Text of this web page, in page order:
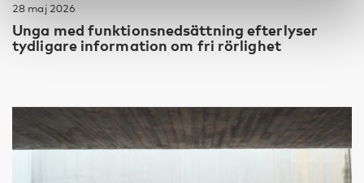
28 maj 2026
Unga med funktionsnedsättning efterlyser
tydligare information om fri rörlighet